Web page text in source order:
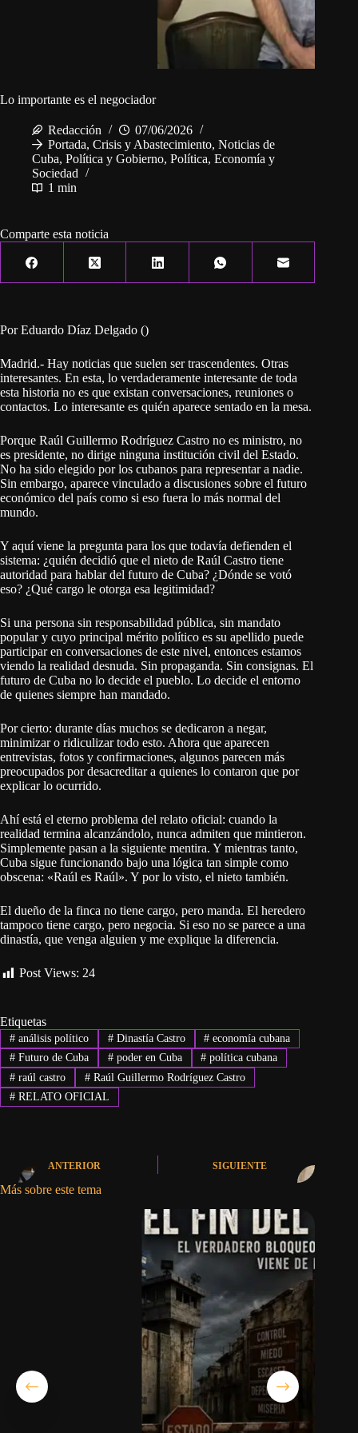
Lo importante es el negociador
Redacción
07/06/2026
Portada, Crisis y Abastecimiento, Noticias de
Cuba, Política y Gobierno, Política, Economía y
Sociedad
1 min
Comparte esta noticia
Por Eduardo Díaz Delgado ()
Madrid.- Hay noticias que suelen ser trascendentes. Otras
interesantes. En esta, lo verdaderamente interesante de toda
esta historia no es que existan conversaciones, reuniones o
contactos. Lo interesante es quién aparece sentado en la mesa.
Porque Raúl Guillermo Rodríguez Castro no es ministro, no
es presidente, no dirige ninguna institución civil del Estado.
No ha sido elegido por los cubanos para representar a nadie.
Sin embargo, aparece vinculado a discusiones sobre el futuro
económico del país como si eso fuera lo más normal del
mundo.
Y aquí viene la pregunta para los que todavía defienden el
sistema: ¿quién decidió que el nieto de Raúl Castro tiene
autoridad para hablar del futuro de Cuba? ¿Dónde se votó
eso? ¿Qué cargo le otorga esa legitimidad?
Si una persona sin responsabilidad pública, sin mandato
popular y cuyo principal mérito político es su apellido puede
participar en conversaciones de este nivel, entonces estamos
viendo la realidad desnuda. Sin propaganda. Sin consignas. El
futuro de Cuba no lo decide el pueblo. Lo decide el entorno
de quienes siempre han mandado.
Por cierto: durante días muchos se dedicaron a negar,
minimizar o ridiculizar todo esto. Ahora que aparecen
entrevistas, fotos y confirmaciones, algunos parecen más
preocupados por desacreditar a quienes lo contaron que por
explicar lo ocurrido.
Ahí está el eterno problema del relato oficial: cuando la
realidad termina alcanzándolo, nunca admiten que mintieron.
Simplemente pasan a la siguiente mentira. Y mientras tanto,
Cuba sigue funcionando bajo una lógica tan simple como
obscena: «Raúl es Raúl». Y por lo visto, el nieto también.
El dueño de la finca no tiene cargo, pero manda. El heredero
tampoco tiene cargo, pero negocia. Si eso no se parece a una
dinastía, que venga alguien y me explique la diferencia.
Post Views: 24
Etiquetas
#análisis político #Dinastía Castro # economía cubana
#Futuro de Cuba #poder en Cuba # política cubana
#raúl castro #Raúl Guillermo Rodríguez Castro
#RELATO OFICIAL
ANTERIOR SIGUIENTE
Más sobre este tema